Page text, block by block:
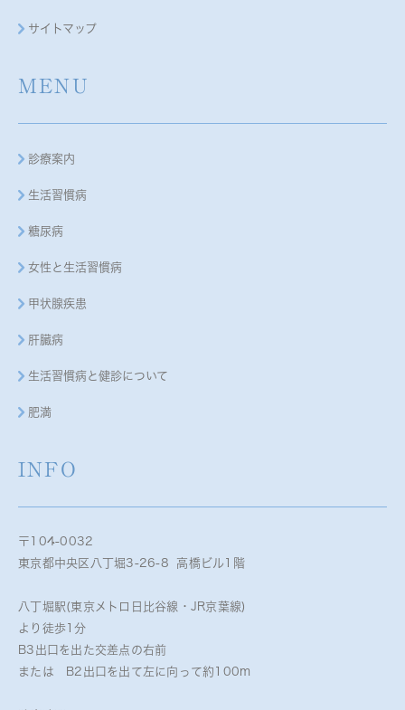
サイトマップ
MENU
診療案内
生活習慣病
糖尿病
女性と生活習慣病
甲状腺疾患
肝臓病
生活習慣病と健診について
肥満
INFO
〒104-0032
東京都中央区八丁堀3-26-8 高橋ビル1階
八丁堀駅(東京メトロ日比谷線・JR京葉線)
より徒歩1分
B3出口を出た交差点の右前
または B2出口を出て左に向って約100m